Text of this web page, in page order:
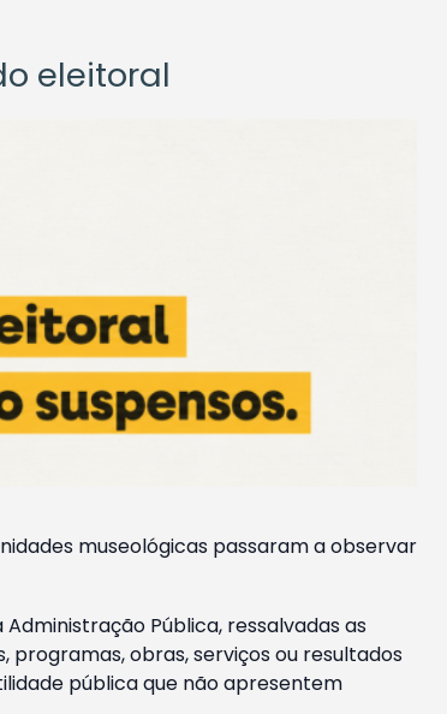
eleitoral
museológicas passaram a observar
Pública, ressalvadas as
obras, serviços ou resultados
pública que não apresentem